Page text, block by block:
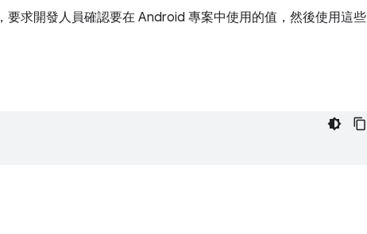
，要求開發人員確認要在 Android 專案中使用的值，然後使用這些